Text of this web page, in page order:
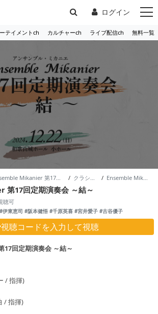
ログイン
テイメントch カルチャーch ライブ配信ch 無料一覧
/ / Ensemble Mikanier /
17回定期演奏会 ～結～
聴可
#伊東恵司 #阪本健悟 #千原英喜 #宮井愛子 #古谷優子
視聴コードを入力して視聴
回定期演奏会 ～結～
/ 指揮)
/ 指揮)